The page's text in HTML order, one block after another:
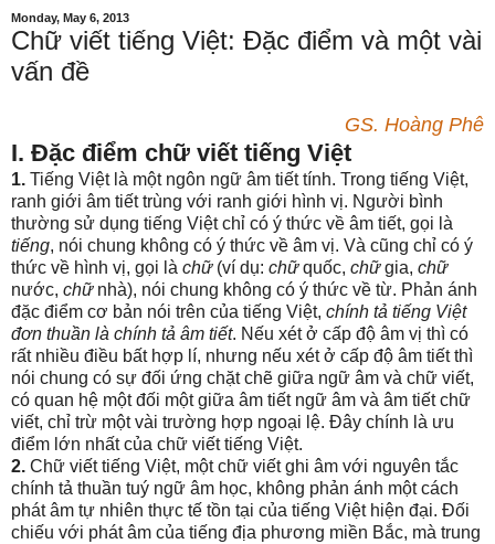
Monday, May 6, 2013
Chữ viết tiếng Việt: Đặc điểm và một vài
vấn đề
GS. Hoàng Phê
I. Đặc điểm chữ viết tiếng Việt
1. Tiếng Việt là một ngôn ngữ âm tiết tính. Trong tiếng Việt,
ranh giới âm tiết trùng với ranh giới hình vị. Người bình
thường sử dụng tiếng Việt chỉ có ý thức về âm tiết, gọi là
tiếng, nói chung không có ý thức về âm vị. Và cũng chỉ có ý
thức về hình vị, gọi là chữ(ví dụ: chữquốc, chữgia, chữ
nước, chữnhà), nói chung không có ý thức về từ. Phản ánh
đặc điểm cơ bản nói trên của tiếng Việt, chính tả tiếng Việt
đơn thuần là chính tả âm tiết. Nếu xét ở cấp độ âm vị thì có
rất nhiều điều bất hợp lí, nhưng nếu xét ở cấp độ âm tiết thì
nói chung có sự đối ứng chặt chẽ giữa ngữ âm và chữ viết,
có quan hệ một đối một giữa âm tiết ngữ âm và âm tiết chữ
viết, chỉ trừ một vài trường hợp ngoại lệ. Đây chính là ưu
điểm lớn nhất của chữ viết tiếng Việt.
2. Chữ viết tiếng Việt, một chữ viết ghi âm với nguyên tắc
chính tả thuần tuý ngữ âm học, không phản ánh một cách
phát âm tự nhiên thực tế tồn tại của tiếng Việt hiện đại. Đối
chiếu với phát âm của tiếng địa phương miền Bắc, mà trung